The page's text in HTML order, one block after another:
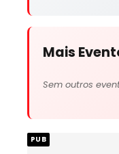
Mais
Sem outros
PUB